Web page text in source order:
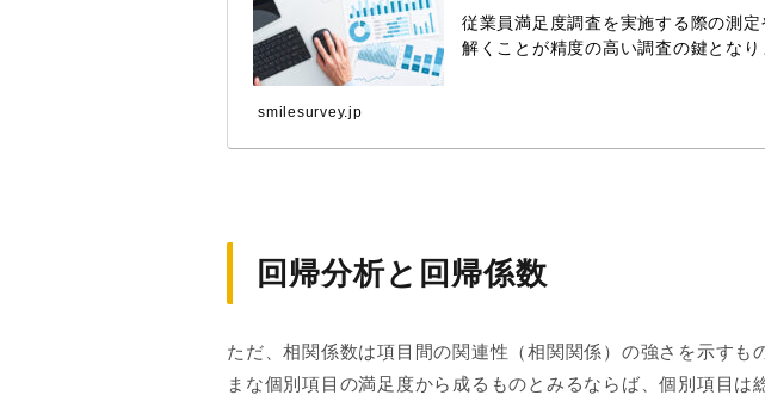
従業員満足度調査を実施する際の測
解くことが精度の高い調査の鍵となり
smilesurvey.jp
回帰分析と回帰係数
ただ、相関係数は項目間の関連性（相関関係）の強さを示す
まな個別項目の満足度から成るものとみるならば、個別項目